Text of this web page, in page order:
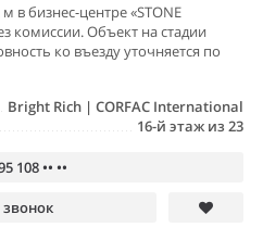
в бизнес-центре «STONE
комиссии. Объект на стадии
ко въезду уточняется по
Bright Rich | CORFAC International
16-й этаж из 23
108 •• ••